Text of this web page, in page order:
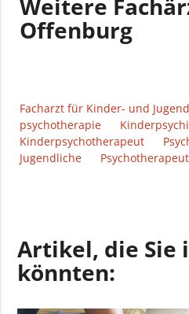
Weitere
Offenburg
Facharzt für Kinder- und
psychotherapie
Kinderpsychotherapeut
Jugendliche
Artikel, die Sie
könnten: